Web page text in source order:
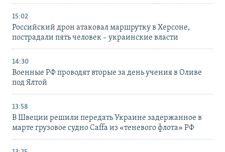
15:02
Российский дрон атаковал маршрутку в Херсоне,
пострадали пять человек – украинские власти
14:30
Военные РФ проводят вторые за день учения в Оливе
под Ялтой
13:58
В Швеции решили передать Украине задержанное в
марте грузовое судно Caffa из «теневого флота» РФ